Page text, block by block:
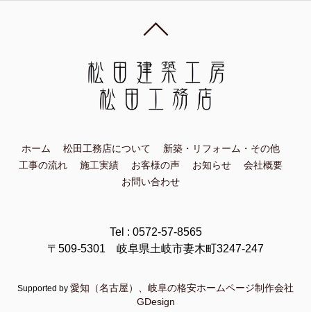
ホーム 松田工務店について
新築・リフォーム・その他
工事の流れ
施工実績 お客様の声 お知らせ
会社概要
お問い合わせ
Tel : 0572-57-8565
〒509-5301 岐阜県土岐市妻木町3247-247
Supported by 愛知（名古屋）、岐阜の格安ホームページ制作会社
GDesign